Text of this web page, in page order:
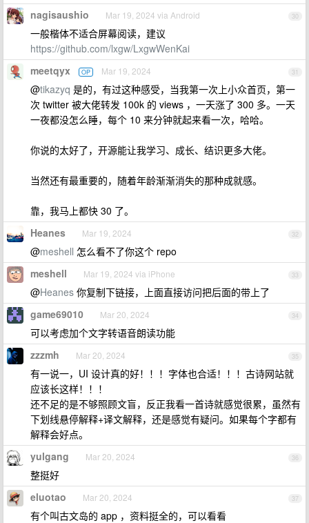
30
nagisaushio Mar 19, 2024 via Android
一般楷体不适合屏幕阅读，建议
https://github.com/lxgw/LxgwWenKai
31
meetqyx OP Mar 19, 2024
@tikazyq 是的，有过这种感受，当我第一次上小众首页，第一
次 twitter 被大佬转发 100k 的 views ，一天涨了 300 多。一天
一夜都没怎么睡，每个 10 来分钟就起来看一次，哈哈。
你说的太好了，开源能让我学习、成长、结识更多大佬。
当然还有最重要的，随着年龄渐渐消失的那种成就感。
靠，我马上都快 30 了。
32
Heanes Mar 19, 2024
@meshell 怎么看不了你这个 repo
33
meshell Mar 19, 2024 via iPhone
@Heanes 你复制下链接，上面直接访问把后面的带上了
34
game69010 Mar 20, 2024
可以考虑加个文字转语音朗读功能
35
zzzmh Mar 20, 2024
有一说一，UI 设计真的好！！！字体也合适！！！古诗网站就
应该长这样！！！
还不足的是不够照顾文盲，反正我看一首诗就感觉很累，虽然有
下划线悬停解释+译文解释，还是感觉有疑问。如果每个字都有
解释会好点。
36
yulgang Mar 20, 2024
整挺好
37
eluotao Mar 20, 2024
有个叫古文岛的 app ，资料挺全的，可以看看